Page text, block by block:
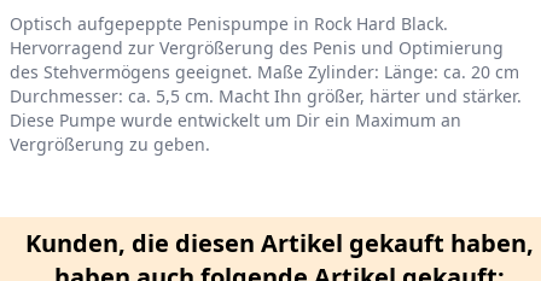
Product information
Optisch aufgepeppte Penispumpe in Rock Hard Black.
Hervorragend zur Vergrößerung des Penis und Optimierung
des Stehvermögens geeignet. Maße Zylinder: Länge: ca. 20 cm
Durchmesser: ca. 5,5 cm. Macht Ihn größer, härter und stärker.
Diese Pumpe wurde entwickelt um Dir ein Maximum an
Vergrößerung zu geben.
Kunden, die diesen Artikel gekauft haben,